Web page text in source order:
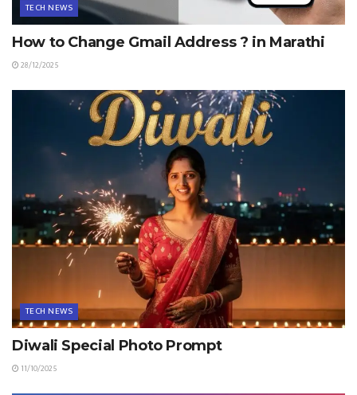
TECH NEWS
How to Change Gmail Address ? in Marathi
28/12/2025
TECH NEWS
Diwali Special Photo Prompt
11/10/2025